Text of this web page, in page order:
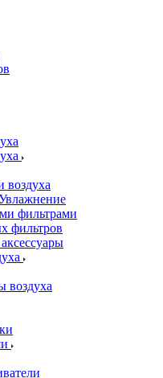
воздуха
фильтрами
фильтров
воздуха